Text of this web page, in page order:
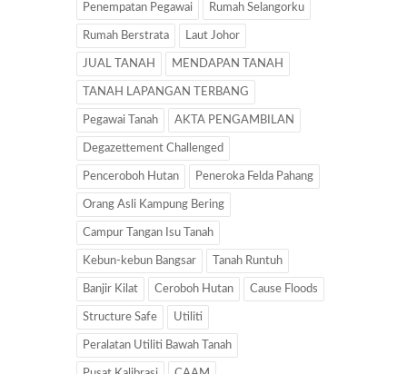
Penempatan Pegawai Rumah Selangorku
Rumah Berstrata Laut Johor
JUAL TANAH MENDAPAN TANAH
TANAH LAPANGAN TERBANG
Pegawai Tanah AKTA PENGAMBILAN
Degazettement Challenged
Penceroboh Hutan Peneroka Felda Pahang
Orang Asli Kampung Bering
Campur Tangan Isu Tanah
Kebun-kebun Bangsar Tanah Runtuh
Banjir Kilat Ceroboh Hutan Cause Floods
Structure Safe Utiliti
Peralatan Utiliti Bawah Tanah